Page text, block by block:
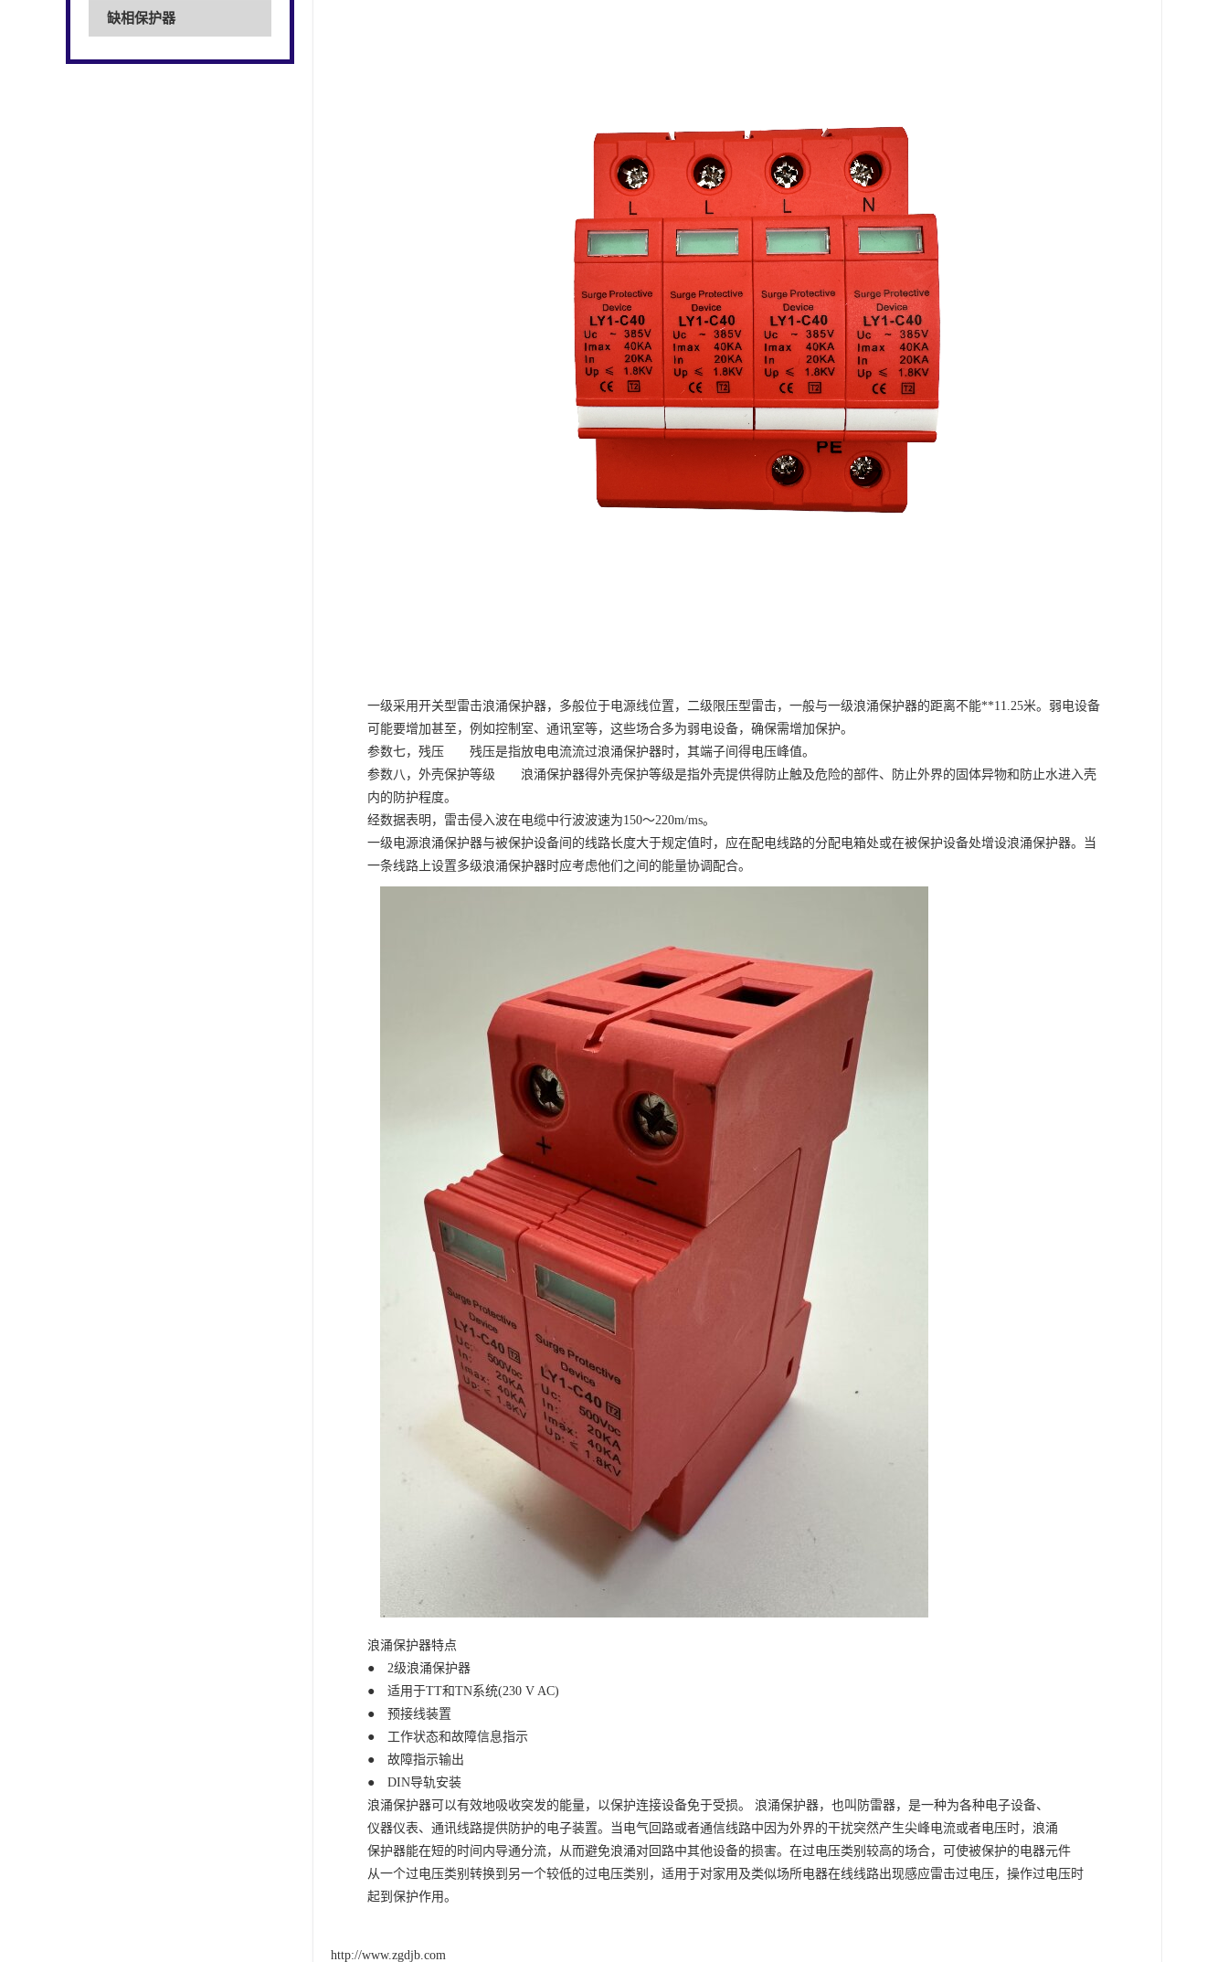
缺相保护器
一级采用开关型雷击浪涌保护器，多般位于电源线位置，二级限压型雷击，一般与一级浪涌保护器的距离不能**11.25米。弱电设备
可能要增加甚至，例如控制室、通讯室等，这些场合多为弱电设备，确保需增加保护。
参数七，残压 残压是指放电电流流过浪涌保护器时，其端子间得电压峰值。
参数八，外壳保护等级 浪涌保护器得外壳保护等级是指外壳提供得防止触及危险的部件、防止外界的固体异物和防止水进入壳
内的防护程度。
经数据表明，雷击侵入波在电缆中行波波速为150～220m/ms。
一级电源浪涌保护器与被保护设备间的线路长度大于规定值时，应在配电线路的分配电箱处或在被保护设备处增设浪涌保护器。当
一条线路上设置多级浪涌保护器时应考虑他们之间的能量协调配合。
浪涌保护器特点
● 2级浪涌保护器
● 适用于TT和TN系统(230 V AC)
● 预接线装置
● 工作状态和故障信息指示
● 故障指示输出
● DIN导轨安装
浪涌保护器可以有效地吸收突发的能量，以保护连接设备免于受损。
浪涌保护器，也叫防雷器，是一种为各种电子设备、
仪器仪表、通讯线路提供防护的电子装置。当电气回路或者通信线路中因为外界的干扰突然产生尖峰电流或者电压时，浪涌
保护器能在短的时间内导通分流，从而避免浪涌对回路中其他设备的损害。在过电压类别较高的场合，可使被保护的电器元件
从一个过电压类别转换到另一个较低的过电压类别，适用于对家用及类似场所电器在线线路出现感应雷击过电压，操作过电压时
起到保护作用。
http://www.zgdjb.com